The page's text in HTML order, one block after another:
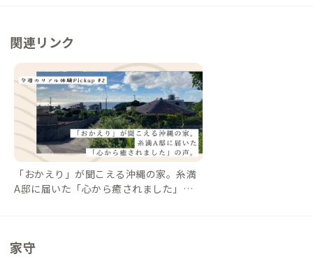
たっぷりのランチが絶品） その他 ・乾燥専用コインランドリ
ー：徒歩3分
関連リンク
「おかえり」が聞こえる沖縄の家。糸満
A邸に届いた「心から癒されました」の
家守